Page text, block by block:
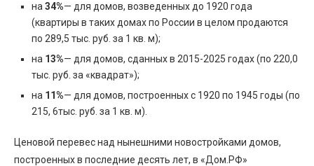
на 34%— для домов, возведенных до 1920 года
(квартиры в таких домах по России в целом продаются
по 289,5 тыс. руб. за 1 кв. м);
на 13%— для домов, сданных в 2015-2025 годах (по 220,0
тыс. руб. за «квадрат»);
на 11%— для домов, построенных с 1920 по 1945 годы (по
215, 6тыс. руб. за 1 кв. м).
Ценовой перевес над нынешними новостройками домов,
построенных в последние десять лет, в «Дом.РФ»